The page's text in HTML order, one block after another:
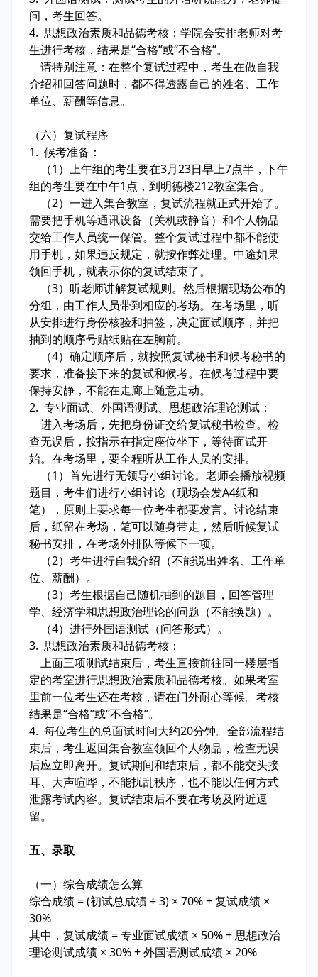
问，考生回答。
4. 思想政治素质和品德考核：学院会安排老师对考
生进行考核，结果是“合格”或“不合格”。
请特别注意：在整个复试过程中，考生在做自我
介绍和回答问题时，都不得透露自己的姓名、工作
单位、薪酬等信息。
（六）复试程序
1. 候考准备：
（1）上午组的考生要在3月23日早上7点半，下午
组的考生要在中午1点，到明德楼212教室集合。
（2）一进入集合教室，复试流程就正式开始了。
需要把手机等通讯设备（关机或静音）和个人物品
交给工作人员统一保管。整个复试过程中都不能使
用手机，如果违反规定，就按作弊处理。中途如果
领回手机，就表示你的复试结束了。
（3）听老师讲解复试规则。然后根据现场公布的
分组，由工作人员带到相应的考场。在考场里，听
从安排进行身份核验和抽签，决定面试顺序，并把
抽到的顺序号贴纸贴在左胸前。
（4）确定顺序后，就按照复试秘书和候考秘书的
要求，准备接下来的复试和候考。在候考过程中要
保持安静，不能在走廊上随意走动。
2. 专业面试、外国语测试、思想政治理论测试：
进入考场后，先把身份证交给复试秘书检查。检
查无误后，按指示在指定座位坐下，等待面试开
始。在考场里，要全程听从工作人员的安排。
（1）首先进行无领导小组讨论。老师会播放视频
题目，考生们进行小组讨论（现场会发A4纸和
笔），原则上要求每一位考生都要发言。讨论结束
后，纸留在考场，笔可以随身带走，然后听候复试
秘书安排，在考场外排队等候下一项。
（2）考生进行自我介绍（不能说出姓名、工作单
位、薪酬）。
（3）考生根据自己随机抽到的题目，回答管理
学、经济学和思想政治理论的问题（不能换题）。
（4）进行外国语测试（问答形式）。
3. 思想政治素质和品德考核：
上面三项测试结束后，考生直接前往同一楼层指
定的考室进行思想政治素质和品德考核。如果考室
里前一位考生还在考核，请在门外耐心等候。考核
结果是“合格”或“不合格”。
4. 每位考生的总面试时间大约20分钟。全部流程结
束后，考生返回集合教室领回个人物品，检查无误
后应立即离开。复试期间和结束后，都不能交头接
耳、大声喧哗，不能扰乱秩序，也不能以任何方式
泄露考试内容。复试结束后不要在考场及附近逗
留。
五、录取
（一）综合成绩怎么算
综合成绩 = (初试总成绩 ÷ 3) × 70% + 复试成绩 ×
30%
其中，复试成绩 = 专业面试成绩 × 50% + 思想政治
理论测试成绩 × 30% + 外国语测试成绩 × 20%